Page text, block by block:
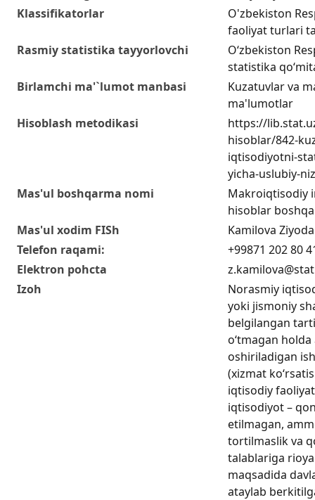
Klassifikatorlar
O'zbekiston
faoliyat turlari
Rasmiy statistika tayyorlovchi
O‘zbekiston
statistika
Birlamchi ma'`lumot manbasi
Kuzatuvlar va
ma'lumotlar
Hisoblash metodikasi
https://
hisoblar/842-
iqtisodiyotni-
yicha-uslubiy-
Mas'ul boshqarma nomi
Makroiqtisodiy
hisoblar
Mas'ul xodim FISh
Kamilova
Telefon raqami:
+99871 202 80
Elektron pohcta
Izoh
Norasmiy
yoki jismoniy
belgilangan
o‘tmagan
oshiriladigan
(xizmat
iqtisodiy
iqtisodiyot –
etilmagan,
tortilmaslik va
talablariga
maqsadida
ataylab